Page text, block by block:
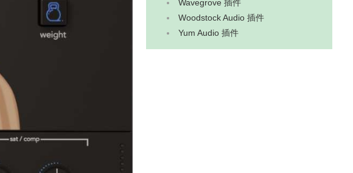
Wavegrove 插件
Woodstock Audio 插件
Yum Audio 插件